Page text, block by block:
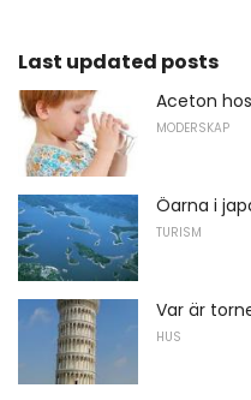
Last updated posts
Aceton
MODERSKAP
Öarna i
TURISM
Var är
HUS